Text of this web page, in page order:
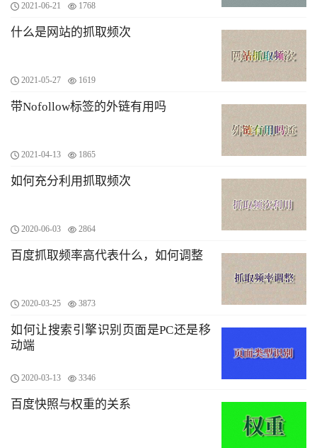
2021-06-21 1768
什么是网站的抓取频次
2021-05-27 1619
带Nofollow标签的外链有用吗
2021-04-13 1865
如何充分利用抓取频次
2020-06-03 2864
百度抓取频率高代表什么，如何调整
2020-03-25 3873
如何让搜索引擎识别页面是PC还是移
动端
2020-03-13 3346
百度快照与权重的关系